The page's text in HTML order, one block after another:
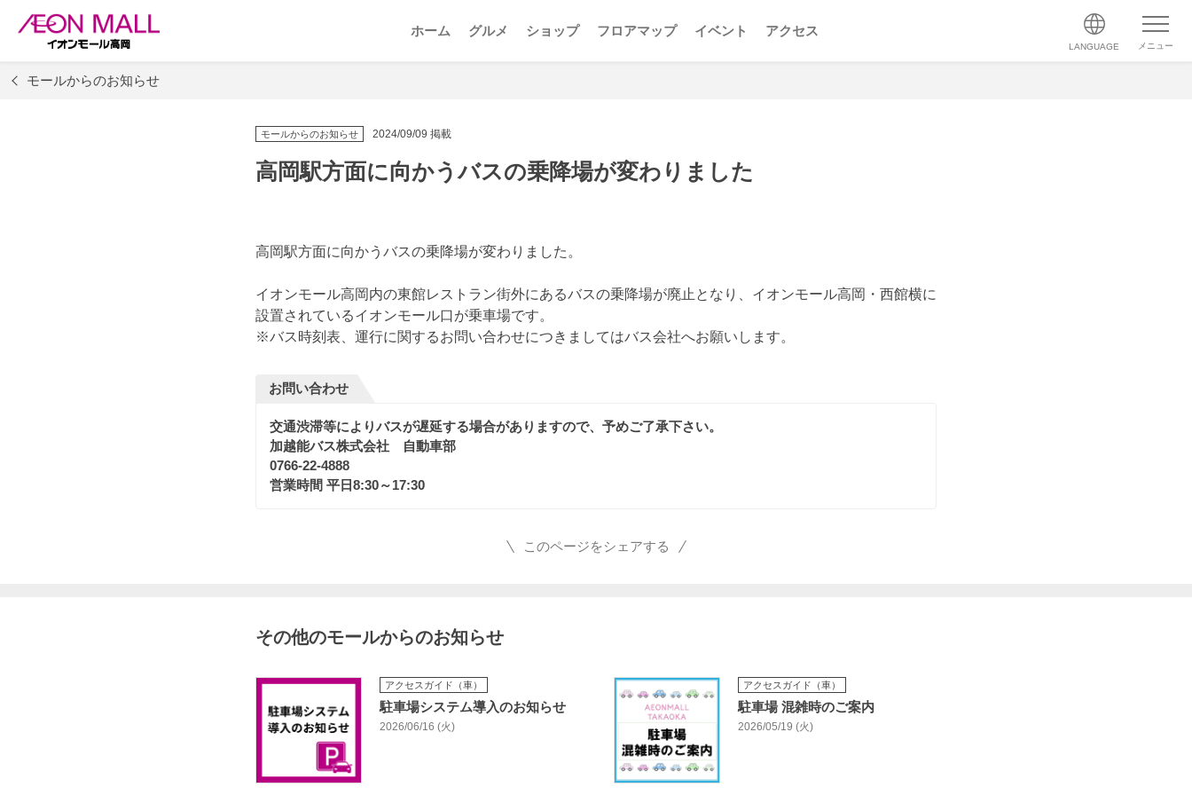
ホーム グルメ ショップ フロアマップ イベント アクセス
LANGUAGE メニュー
モールからのお知らせ
モールからのお知らせ 2024/09/09 掲載
高岡駅方面に向かうバスの乗降場が変わりました
高岡駅方面に向かうバスの乗降場が変わりました。
イオンモール高岡内の東館レストラン街外にあるバスの乗降場が廃止となり、イオンモール高岡・西館横に
設置されているイオンモール口が乗車場です。
※バス時刻表、運行に関するお問い合わせにつきましてはバス会社へお願いします。
お問い合わせ
交通渋滞等によりバスが遅延する場合がありますので、予めご了承下さい。
加越能バス株式会社 自動車部
0766-22-4888
営業時間 平日8:30～17:30
このページをシェアする
その他のモールからのお知らせ
アクセスガイド（車）
駐車場システム導入のお知らせ
2026/06/16 (火)
アクセスガイド（車）
駐車場 混雑時のご案内
2026/05/19 (火)